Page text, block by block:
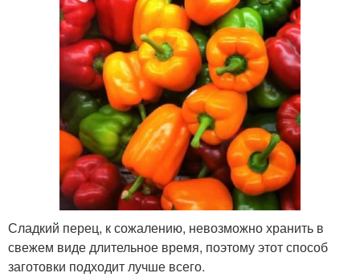
Сладкий перец, к сожалению, невозможно хранить в
свежем виде длительное время, поэтому этот способ
заготовки подходит лучше всего.